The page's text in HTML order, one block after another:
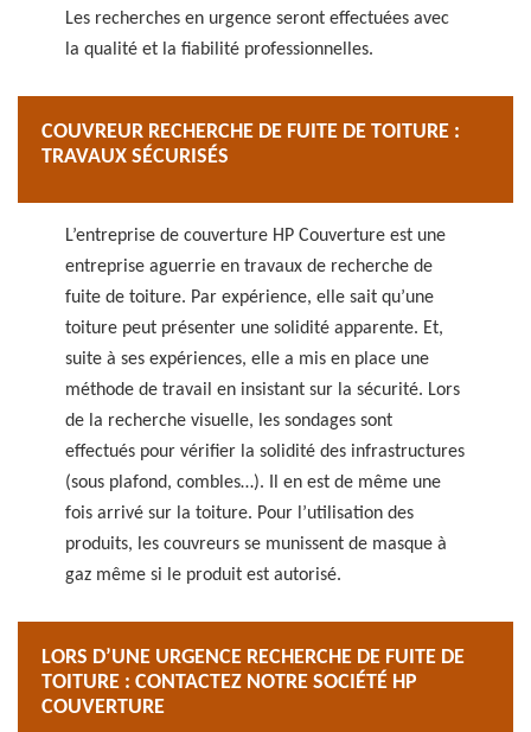
Les recherches en urgence seront effectuées avec
la qualité et la fiabilité professionnelles.
COUVREUR RECHERCHE DE FUITE DE TOITURE :
TRAVAUX SÉCURISÉS
L’entreprise de couverture HP Couverture est une
entreprise aguerrie en travaux de recherche de
fuite de toiture. Par expérience, elle sait qu’une
toiture peut présenter une solidité apparente. Et,
suite à ses expériences, elle a mis en place une
méthode de travail en insistant sur la sécurité. Lors
de la recherche visuelle, les sondages sont
effectués pour vérifier la solidité des infrastructures
(sous plafond, combles…). Il en est de même une
fois arrivé sur la toiture. Pour l’utilisation des
produits, les couvreurs se munissent de masque à
gaz même si le produit est autorisé.
LORS D’UNE URGENCE RECHERCHE DE FUITE DE
TOITURE : CONTACTEZ NOTRE SOCIÉTÉ HP
COUVERTURE